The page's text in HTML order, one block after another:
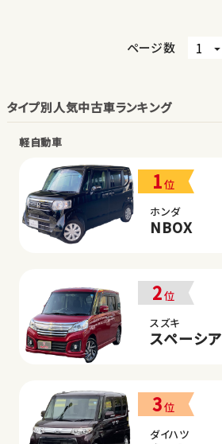
ページ数
タイプ別人気中古車ランキング
軽自動車
1位
ホンダ
NBOX
2位
スズキ
スペーシア
3位
ダイハツ